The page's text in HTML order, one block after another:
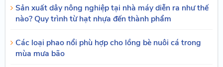
Sản xuất dây nông nghiệp tại nhà máy diễn ra như thế
nào? Quy trình từ hạt nhựa đến thành phẩm
Các loại phao nổi phù hợp cho lồng bè nuôi cá trong
mùa mưa bão